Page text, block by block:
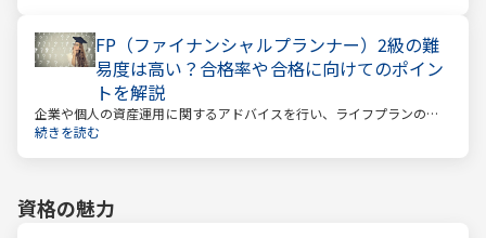
FP（ファイナンシャルプランナー）2級の難
易度は高い？合格率や合格に向けてのポイン
トを解説
企業や個人の資産運用に関するアドバイスを行い、ライフプランの設
計を提案するファイナンシャルプランナー。
続きを読む
資格の魅力